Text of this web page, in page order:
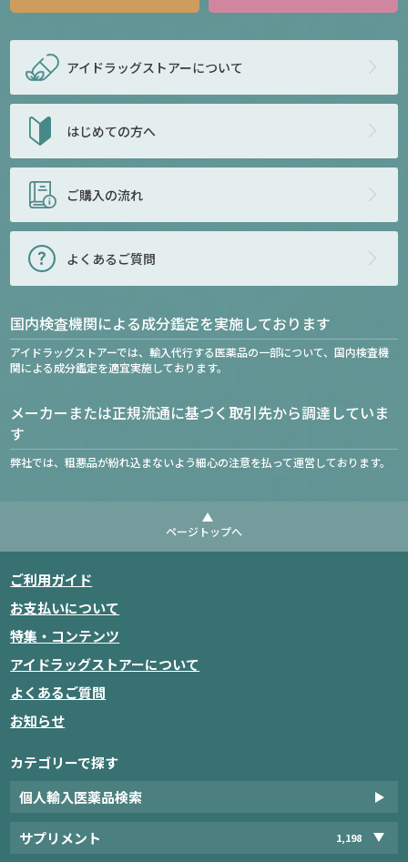
アイドラッグストアーについて
はじめての方へ
ご購入の流れ
よくあるご質問
国内検査機関による成分鑑定を実施しております
アイドラッグストアーでは、輸入代行する医薬品の一部について、国内検査機
関による成分鑑定を適宜実施しております。
メーカーまたは正規流通に基づく取引先から調達していま
す
弊社では、粗悪品が紛れ込まないよう細心の注意を払って運営しております。
ページトップへ
ご利用ガイド
お支払いについて
特集・コンテンツ
アイドラッグストアーについて
よくあるご質問
お知らせ
カテゴリーで探す
個人輸入医薬品検索
サプリメント 1,198